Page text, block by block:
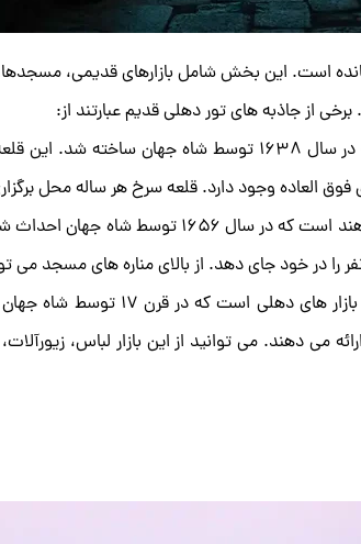
است. این بخش شامل بازارهای قدیمی، مسجدها،
از جاذبه های تور دهلی قدیم عبارتند از:
قلعه سرخ: این قلعه یکی از شاهکار های معماری هند است که در سال
فوق العاده وجود دارد. قلعه سرخ هر ساله محل
مسجد جامع دهلی: این مسجد بزرگترین و مهیب ترین مسجد
بازار چاندنی چوک: این بازار یکی از
دهند. می توانید از این بازار لباس،